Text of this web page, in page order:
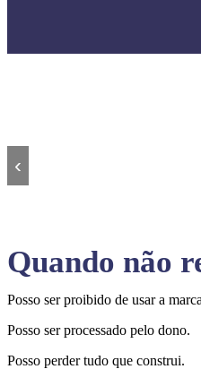
‹
Quando não
Posso ser proibido de usar a
Posso ser processado pelo dono.
Posso perder tudo que construi.